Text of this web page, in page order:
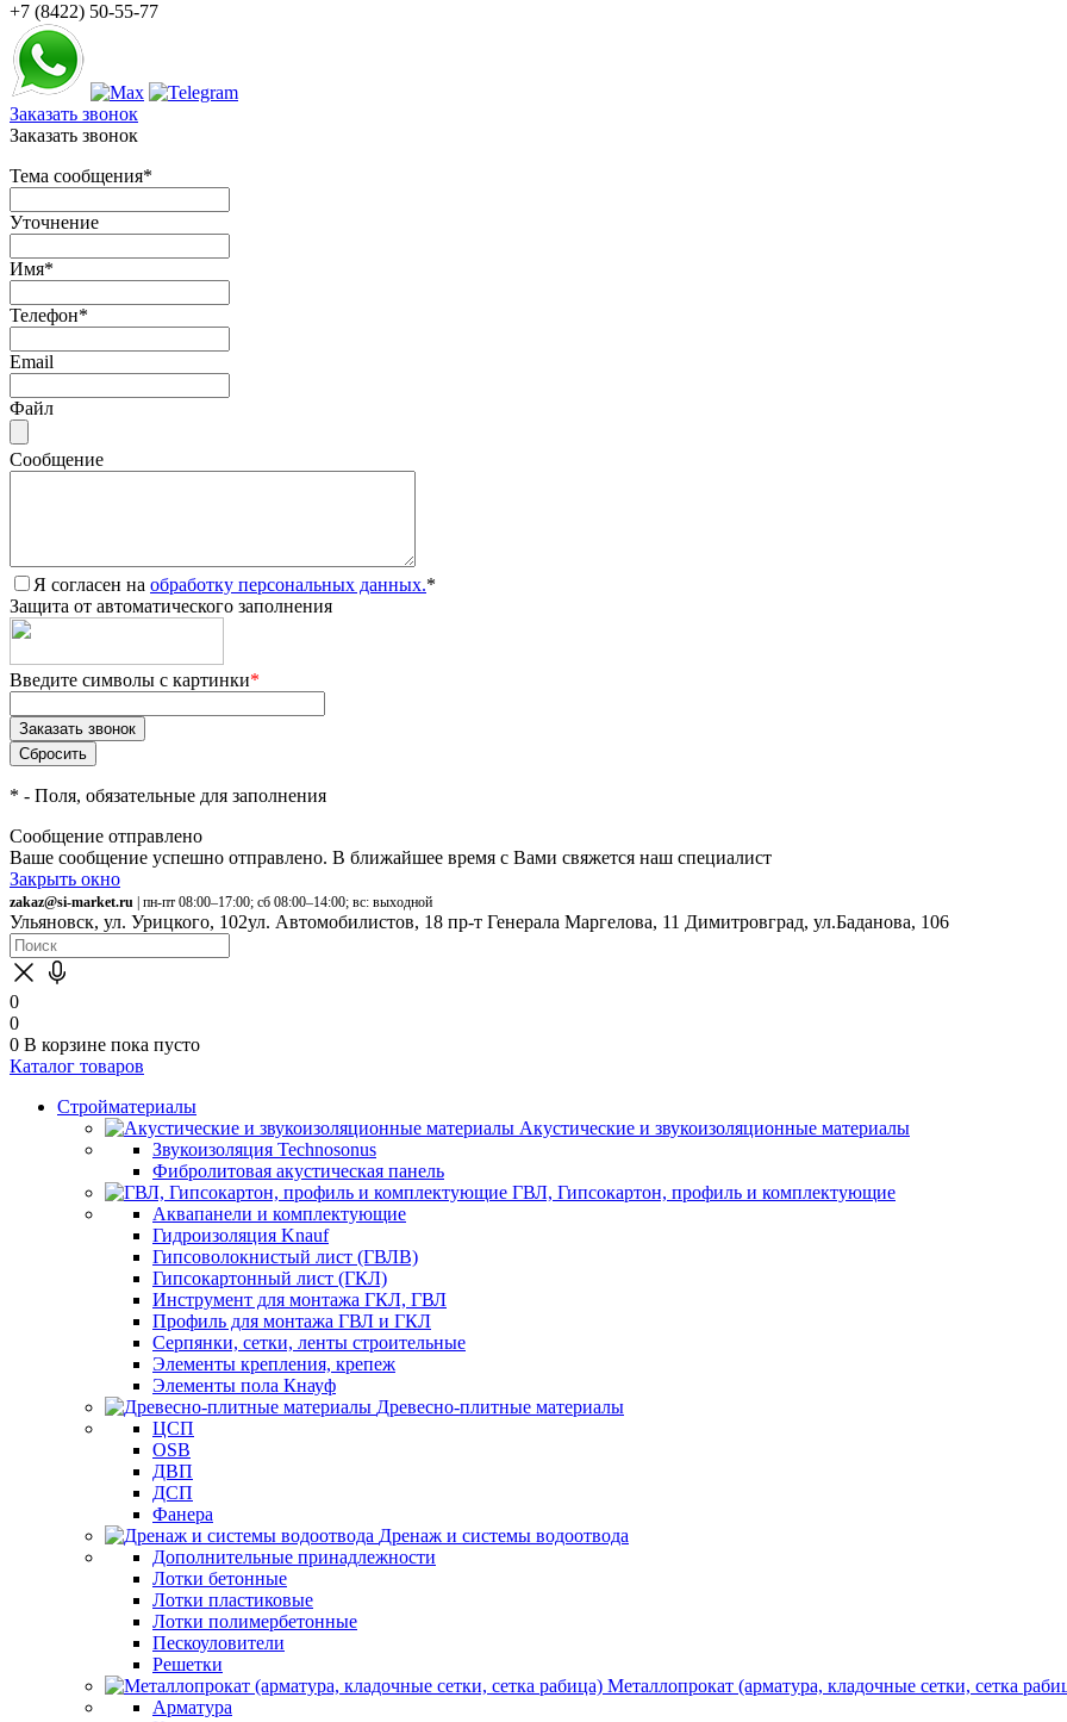
+7 (8422) 50-55-77
Заказать звонок
Заказать звонок
Тема сообщения*
Уточнение
Имя*
Телефон*
Email
Файл
Сообщение
Я согласен на обработку персональных данных.*
Защита от автоматического заполнения
Введите символы с картинки*
* - Поля, обязательные для заполнения
Сообщение отправлено
Ваше сообщение успешно отправлено. В ближайшее время с Вами свяжется наш специалист
Закрыть окно
zakaz@si-market.ru | пн-пт 08:00–17:00; сб 08:00–14:00; вс: выходной
Ульяновск, ул. Урицкого, 102ул. Автомобилистов, 18 пр-т Генерала Маргелова, 11 Димитровград, ул.Баданова, 106
0
0
0 В корзине пока пусто
Каталог товаров
Стройматериалы
Акустические и звукоизоляционные материалы
Звукоизоляция Technosonus
Фибролитовая акустическая панель
ГВЛ, Гипсокартон, профиль и комплектующие
Аквапанели и комплектующие
Гидроизоляция Knauf
Гипсоволокнистый лист (ГВЛВ)
Гипсокартонный лист (ГКЛ)
Инструмент для монтажа ГКЛ, ГВЛ
Профиль для монтажа ГВЛ и ГКЛ
Серпянки, сетки, ленты строительные
Элементы крепления, крепеж
Элементы пола Кнауф
Древесно-плитные материалы
ЦСП
OSB
ДВП
ДСП
Фанера
Дренаж и системы водоотвода
Дополнительные принадлежности
Лотки бетонные
Лотки пластиковые
Лотки полимербетонные
Пескоуловители
Решетки
Металлопрокат (арматура, кладочные сетки, сетка
Арматура